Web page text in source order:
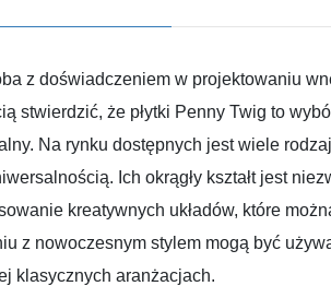
z doświadczeniem w projektowaniu
stwierdzić, że płytki Penny Twig to
Na rynku dostępnych jest wiele
Ich okrągły kształt jest
kreatywnych układów, które
z nowoczesnym stylem mogą być
klasycznych aranżacjach.